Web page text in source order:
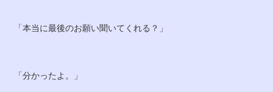
「本当に最後のお願い聞いてくれる？」
「分かったよ。」